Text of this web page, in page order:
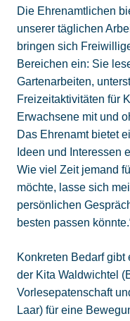
Die Ehrenamtlichen
unserer täglichen
bringen sich
Bereichen ein: Sie
Gartenarbeiten,
Freizeitaktivitäten für
Erwachsene mit und
Das Ehrenamt bietet
Ideen und Interessen
Wie viel Zeit jemand
möchte, lasse sich
persönlichen
besten passen
Konkreten Bedarf
der Kita Waldwichtel
Vorlesepatenschaft
Laar) für eine